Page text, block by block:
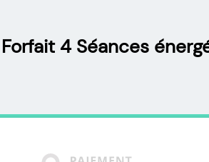
Forfait 4 Séances